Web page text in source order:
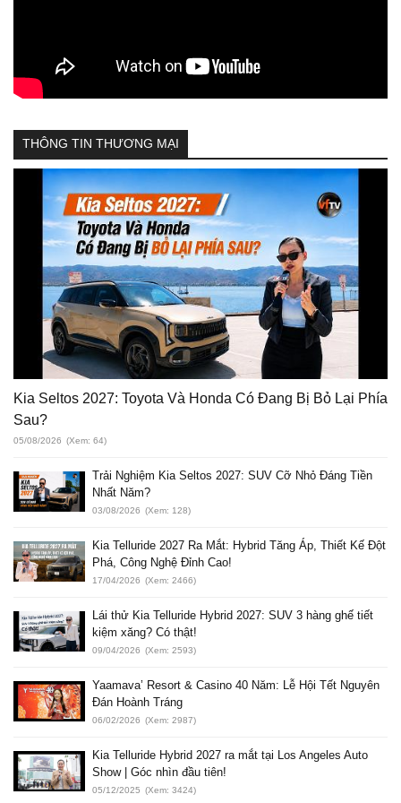
THÔNG TIN THƯƠNG MẠI
Kia Seltos 2027: Toyota Và Honda Có Đang Bị Bỏ Lại Phía
Sau?
05/08/2026 (Xem: 64)
Trải Nghiệm Kia Seltos 2027: SUV Cỡ Nhỏ Đáng Tiền
Nhất Năm?
03/08/2026 (Xem: 128)
Kia Telluride 2027 Ra Mắt: Hybrid Tăng Áp, Thiết Kế Đột
Phá, Công Nghệ Đỉnh Cao!
17/04/2026 (Xem: 2466)
Lái thử Kia Telluride Hybrid 2027: SUV 3 hàng ghế tiết
kiệm xăng? Có thật!
09/04/2026 (Xem: 2593)
Yaamava’ Resort & Casino 40 Năm: Lễ Hội Tết Nguyên
Đán Hoành Tráng
06/02/2026 (Xem: 2987)
Kia Telluride Hybrid 2027 ra mắt tại Los Angeles Auto
Show | Góc nhìn đầu tiên!
05/12/2025 (Xem: 3424)